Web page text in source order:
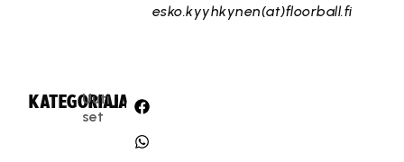
esko.kyyhkynen(at)floorball.fi
KATEGORIA:
Uuti
set
JAA: